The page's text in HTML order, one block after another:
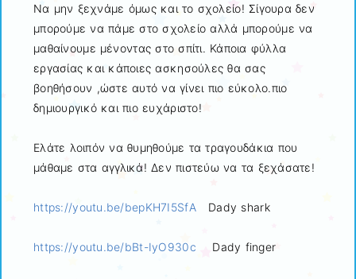
Να μην ξεχνάμε όμως και το σχολείο! Σίγουρα δεν
μπορούμε να πάμε στο σχολείο αλλά μπορούμε να
μαθαίνουμε μένοντας στο σπίτι. Κάποια φύλλα
εργασίας και κάποιες ασκησούλες θα σας
βοηθήσουν ,ώστε αυτό να γίνει πιο εύκολο.πιο
δημιουργικό και πιο ευχάριστο!
Ελάτε λοιπόν να θυμηθούμε τα τραγουδάκια που
μάθαμε στα αγγλικά! Δεν πιστεύω να τα ξεχάσατε!
https://youtu.be/bepKH7I5SfADady shark
https://youtu.be/bBt-IyO930c Dady finger